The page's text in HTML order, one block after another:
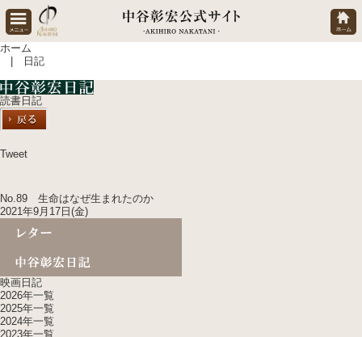
ホーム
| 日記
読書日記
Tweet
No.89 生命はなぜ生まれたのか
2021年9月17日(金)
映画日記
2026年一覧
2025年一覧
2024年一覧
2023年一覧